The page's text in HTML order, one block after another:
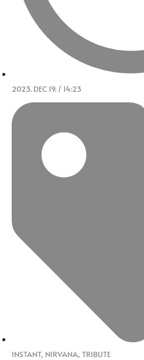
2023. DEC 19. / 14:23
INSTANT, NIRVANA, TRIBUTE